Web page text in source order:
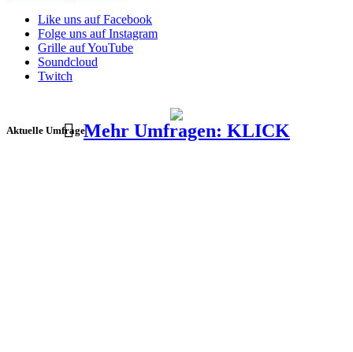
Like uns auf Facebook
Folge uns auf Instagram
Grille auf YouTube
Soundcloud
Twitch
Aktuelle UmfrageMehr Umfragen: KLICK